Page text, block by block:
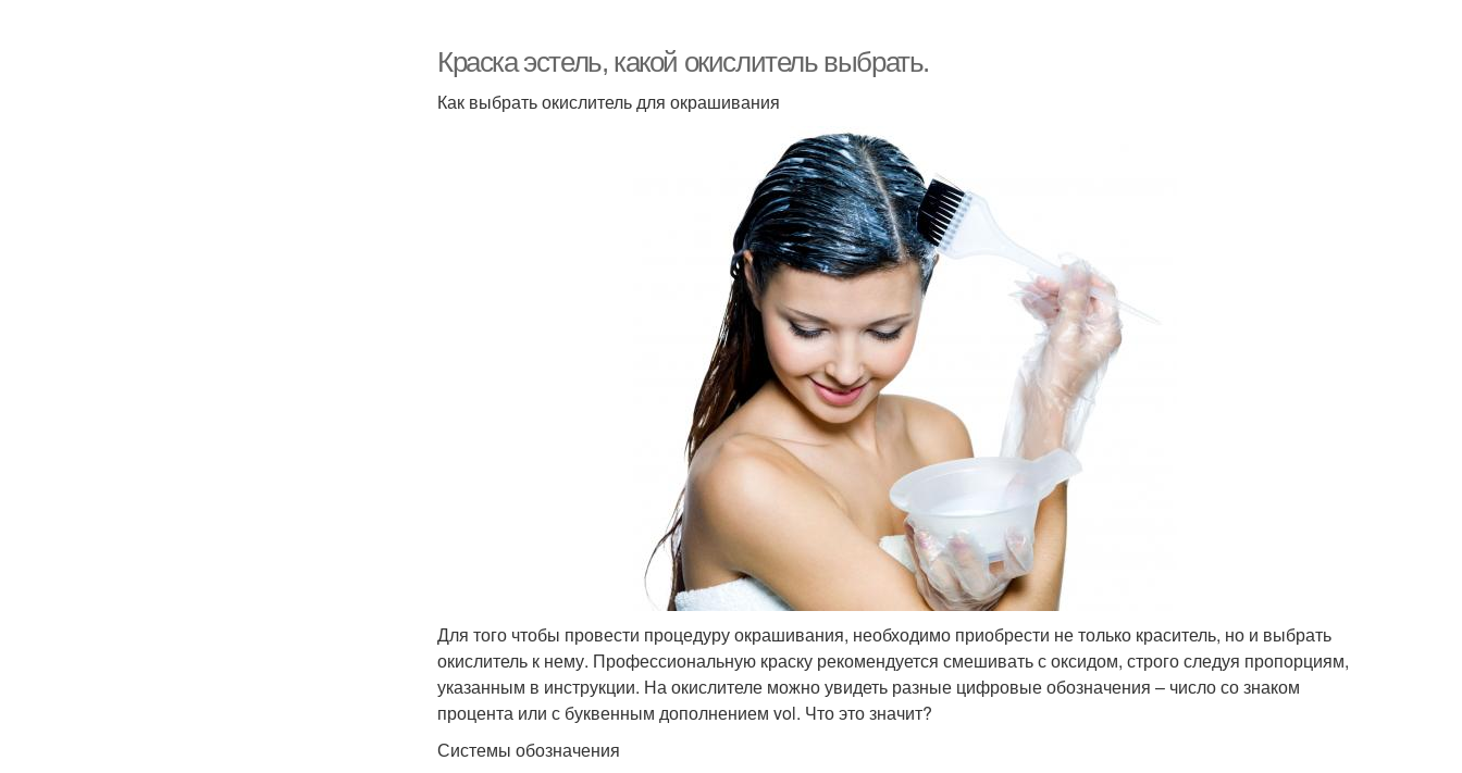
Краска эстель, какой окислитель выбрать.
Как выбрать окислитель для окрашивания
Для того чтобы провести процедуру окрашивания, необходимо приобрести не только краситель, но и выбрать
окислитель к нему. Профессиональную краску рекомендуется смешивать с оксидом, строго следуя пропорциям,
указанным в инструкции. На окислителе можно увидеть разные цифровые обозначения – число со знаком
процента или с буквенным дополнением vol. Что это значит?
Системы обозначения